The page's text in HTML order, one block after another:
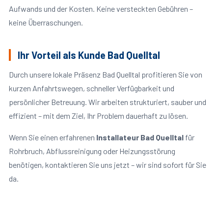
Aufwands und der Kosten. Keine versteckten Gebühren –
keine Überraschungen.
Ihr Vorteil als Kunde Bad Quelltal
Durch unsere lokale Präsenz Bad Quelltal profitieren Sie von
kurzen Anfahrtswegen, schneller Verfügbarkeit und
persönlicher Betreuung. Wir arbeiten strukturiert, sauber und
effizient – mit dem Ziel, Ihr Problem dauerhaft zu lösen.
Wenn Sie einen erfahrenen Installateur Bad Quelltalfür
Rohrbruch, Abflussreinigung oder Heizungsstörung
benötigen, kontaktieren Sie uns jetzt – wir sind sofort für Sie
da.